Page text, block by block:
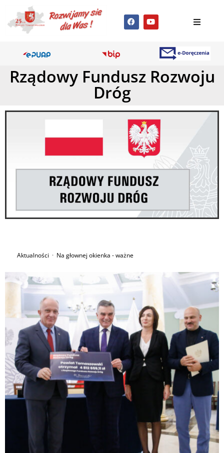
Rządowy Fundusz Rozwoju
Dróg
Aktualności · Na głownej okienka - ważne